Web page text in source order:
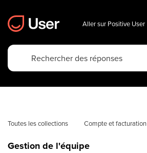
Aller sur Positive User
Toutes les collections Compte et facturation
Gestion de l'équipe